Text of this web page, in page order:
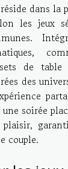
dans la
les jeux
de
des
soirée
couple.